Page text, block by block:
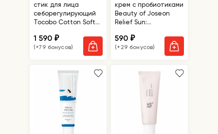
стик для лица
себорегулирующий
Tocobo Cotton Soft
PA++++
1 590₽
(+79 бонусов)
крем с пробиотиками
Beauty of Joseon
Relief Sun:
миниатюра
590₽
(+29 бонусов)